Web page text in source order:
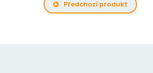
Předchozí produkt